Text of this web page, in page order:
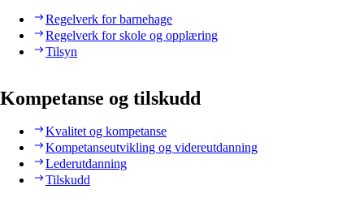
Regelverk for barnehage
Regelverk for skole og opplæring
Tilsyn
Kompetanse og tilskudd
Kvalitet og kompetanse
Kompetanseutvikling og videreutdanning
Lederutdanning
Tilskudd